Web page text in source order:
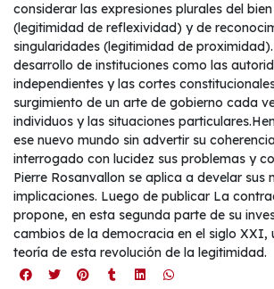
considerar las expresiones plurales del
(legitimidad de reflexividad) y de
singularidades (legitimidad de proximidad).
desarrollo de instituciones como las
independientes y las cortes
surgimiento de un arte de gobierno cada
individuos y las situaciones
ese nuevo mundo sin advertir su
interrogado con lucidez sus problemas y
Pierre Rosanvallon se aplica a develar sus
implicaciones. Luego de publicar La
propone, en esta segunda parte de su
cambios de la democracia en el siglo XXI,
teoría de esta revolución de la legitimidad.